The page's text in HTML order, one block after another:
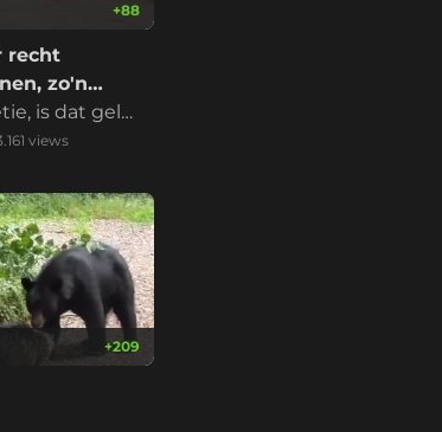
+88
recht
zo'n
is dat gelui
views
+209